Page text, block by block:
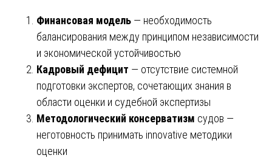
Финансовая модель — необходимость
балансирования между принципом независимости
и экономической устойчивостью
Кадровый дефицит — отсутствие системной
подготовки экспертов, сочетающих знания в
области оценки и судебной экспертизы
Методологический консерватизм судов —
неготовность принимать innovative методики
оценки